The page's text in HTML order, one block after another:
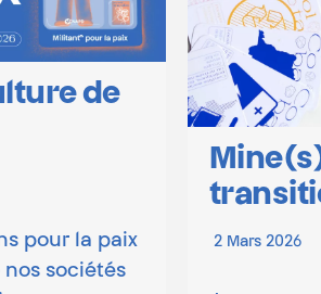
Mine(s) de rien : une
transition qui épuise
2 Mars 2026